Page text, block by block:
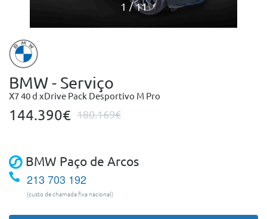
1 11
BMW - Serviço
X7 40 d xDrive Pack Desportivo M Pro
144.390€ 180.169€
BMW Paço de Arcos
213 703 192
(custo de chamada fixa nacional)